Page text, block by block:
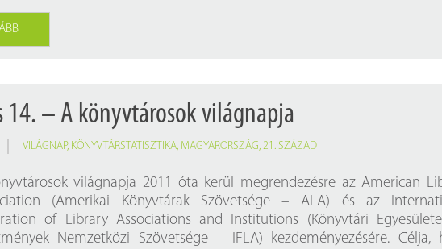
14. – A könyvtárosok világnapja
VILÁGNAP, KÖNYVTÁRSTATISZTIKA, MAGYARORSZÁG,21. SZÁZAD
világnapja 2011 óta kerül megrendezésre az American
(Amerikai Könyvtárak Szövetsége – ALA) és az
of Library Associations and Institutions (Könyvtári
Nemzetközi Szövetsége – IFLA) kezdeményezésére. Célja,